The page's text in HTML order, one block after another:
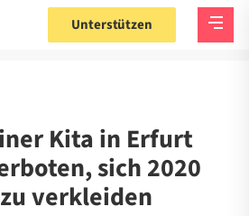
Unterstützen
Kita in Erfurt
sich 2020
verkleiden